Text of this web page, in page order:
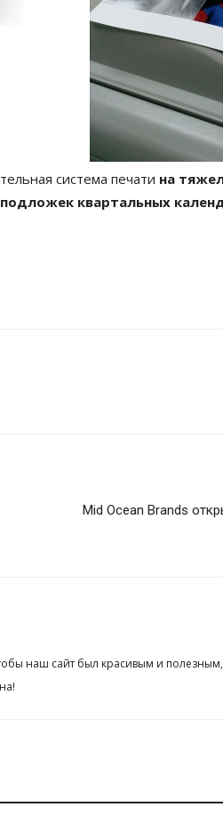
система печати на
квартальных
Mid Ocean Brands
наш сайт был красивым и